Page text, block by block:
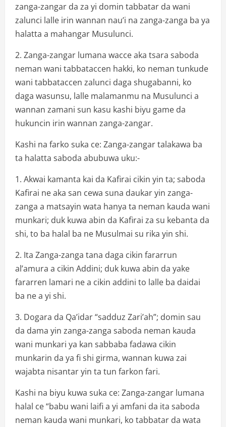
zanga-zangar da za yi domin tabbatar da wani
zalunci lalle irin wannan nau’i na zanga-zanga ba ya
halatta a mahangar Musulunci.
2. Zanga-zangar lumana wacce aka tsara saboda
neman wani tabbataccen hakki, ko neman tunkude
wani tabbataccen zalunci daga shugabanni, ko
daga wasunsu, lalle malamanmu na Musulunci a
wannan zamani sun kasu kashi biyu game da
hukuncin irin wannan zanga-zangar.
Kashi na farko suka ce: Zanga-zangar talakawa ba
ta halatta saboda abubuwa uku:-
1. Akwai kamanta kai da Kafirai cikin yin ta; saboda
Kafirai ne aka san cewa suna daukar yin zanga-
zanga a matsayin wata hanya ta neman kauda wani
munkari; duk kuwa abin da Kafirai za su kebanta da
shi, to ba halal ba ne Musulmai su rika yin shi.
2. Ita Zanga-zanga tana daga cikin fararrun
al’amura a cikin Addini; duk kuwa abin da yake
fararren lamari ne a cikin addini to lalle ba daidai
ba ne a yi shi.
3. Dogara da Qa’idar “sadduz Zari’ah”; domin sau
da dama yin zanga-zanga saboda neman kauda
wani munkari ya kan sabbaba fadawa cikin
munkarin da ya fi shi girma, wannan kuwa zai
wajabta nisantar yin ta tun farkon fari.
Kashi na biyu kuwa suka ce: Zanga-zangar lumana
halal ce “babu wani laifi a yi amfani da ita saboda
neman kauda wani munkari, ko tabbatar da wata